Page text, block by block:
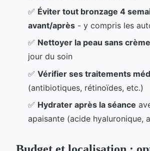
✅ Éviter tout bronzage 4
avant/après - y compris les
✅ Nettoyer la peau sans
jour du soin
✅ Vérifier ses traitements
(antibiotiques, rétinoïdes, etc.)
✅ Hydrater après la séance
apaisante (acide hyaluronique,